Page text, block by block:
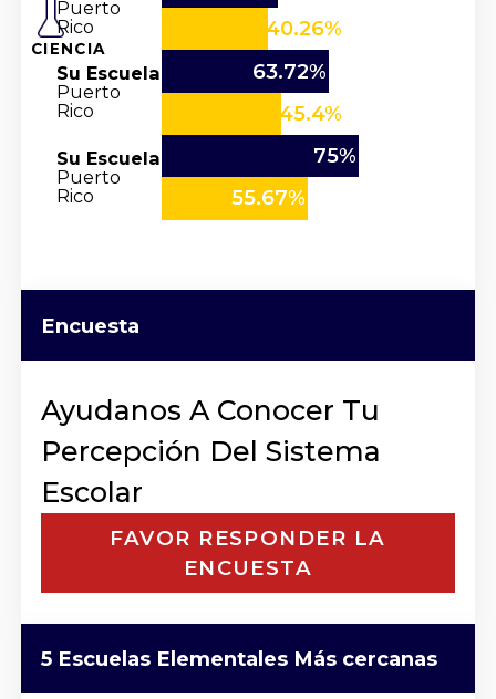
CIENCIA
Puerto
Rico
40.26%
Su Escuela
Puerto
Rico
63.72%
45.4%
Su Escuela
Puerto
Rico
75%
55.67%
Encuesta
Ayudanos A Conocer Tu
Percepción Del Sistema
Escolar
FAVOR RESPONDER LA
ENCUESTA
5 Escuelas Elementales Más cercanas